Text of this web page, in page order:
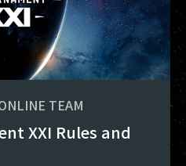
TEAM
XXI Rules and